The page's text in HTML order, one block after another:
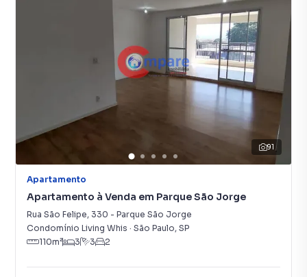
91
Apartamento
Apartamento à Venda em Parque São Jorge
Rua São Felipe, 330 - Parque São Jorge
Condomínio Living Whis · São Paulo, SP
110m² 3 3 2